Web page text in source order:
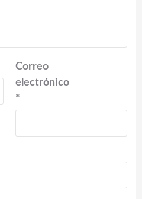
Correo
electrónico
*